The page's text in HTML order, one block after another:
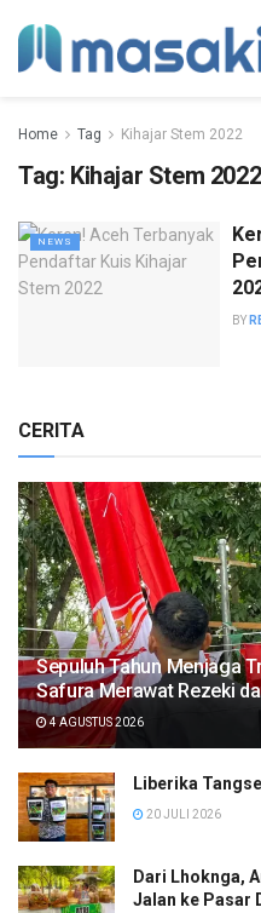
Home Tag Kihajar Stem 2022
Tag: Kihajar Stem 2022
NEWS
BY
CERITA
Sepuluh Tahun Menjaga
Safura Merawat Rezeki
4 AGUSTUS 2026
Liberika
20 JULI 2026
Dari Lhoknga,
Jalan ke Pasar